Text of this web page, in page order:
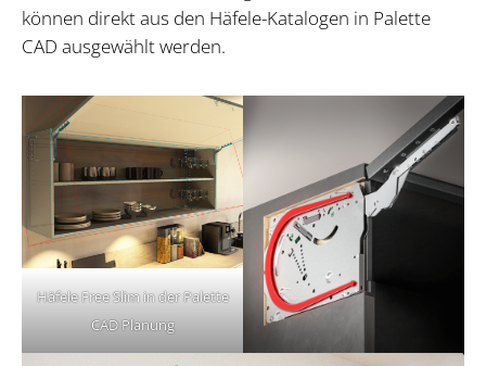
können direkt aus den Häfele-Katalogen in Palette
CAD ausgewählt werden.
Häfele Free Slim in der Palette
CAD Planung